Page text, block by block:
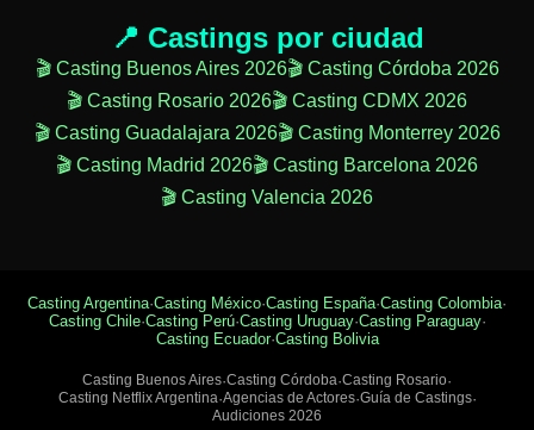
📍 Castings por ciudad
🎬 Casting Buenos Aires 2026🎬 Casting Córdoba 2026
🎬 Casting Rosario 2026🎬 Casting CDMX 2026
🎬 Casting Guadalajara 2026🎬 Casting Monterrey 2026
🎬 Casting Madrid 2026🎬 Casting Barcelona 2026
🎬 Casting Valencia 2026
Casting Argentina·Casting México·Casting España·Casting Colombia·
Casting Chile·Casting Perú·Casting Uruguay·Casting Paraguay·
Casting Ecuador·Casting Bolivia
Casting Buenos Aires·Casting Córdoba·Casting Rosario·
Casting Netflix Argentina·Agencias de Actores·Guía de Castings·
Audiciones 2026